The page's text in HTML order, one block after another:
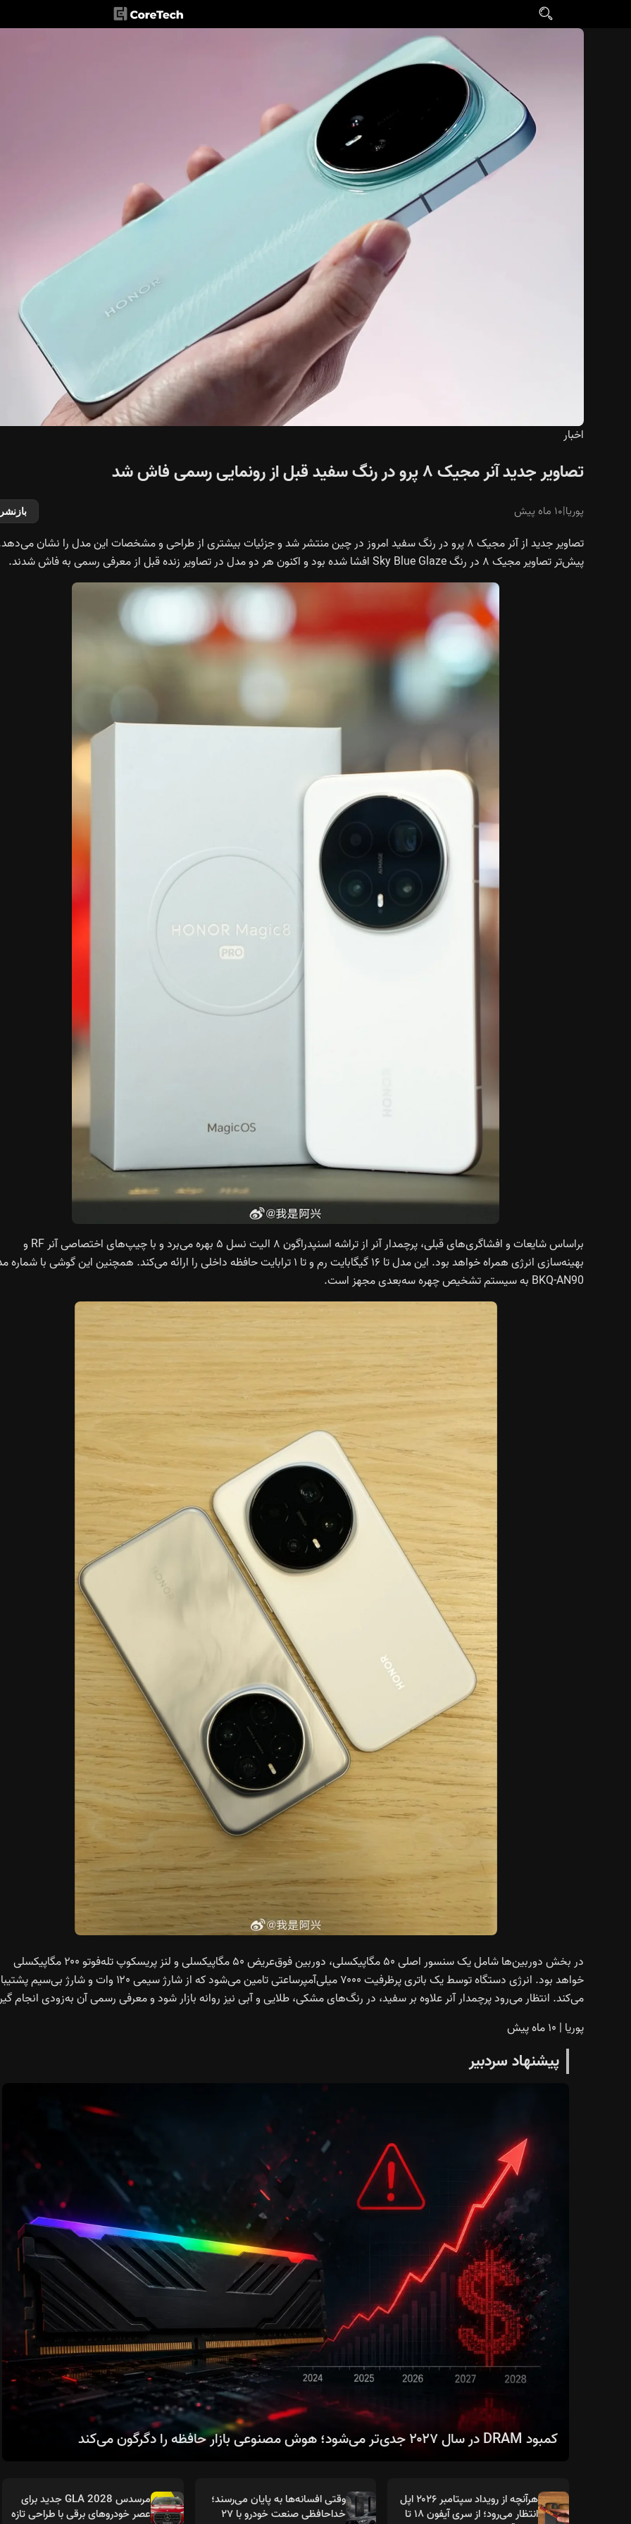
اخبار
تصاویر جدید آنر مجیک ۸ پرو در رنگ سفید قبل از رونمایی رسمی فاش شد
پوریا|۱۰ ماه پیش بازنشر
تصاویر جدید ازآنر مجیک ۸ پرو
در رنگ سفید امروز در چین منتشر شد و جزئیات بیشتری از طراحی و مشخصات این مدل را نشان
پیش‌تر تصاویرمجیک ۸ در رنگ Sky Blue Glaze افشا شده بود و اکنون هر دو مدل در تصاویر زنده قبل از معرفی رسمی به فاش شدند.
براساس شایعات و افشاگری‌های قبلی، پرچمدار آنر از تراشهاسنپدراگون ۸ الیت نسل ۵
بهره می‌برد و با چیپ‌های اختصاصی آنر RF و
بهینه‌سازی انرژی همراه خواهد بود. این مدل تا ۱۶ گیگابایت رم و تا ۱ ترابایت حافظه داخلی را ارائه می‌کند. همچنين این گوشی با
BKQ-AN90 به سیستم تشخیص چهره سه‌بعدی مجهز است.
در بخش دوربین‌ها شامل یک سنسور اصلی ۵۰ مگاپیکسلی، دوربین فوق‌عریض ۵۰ مگاپیکسلی و لنز پریسکوپ تله‌فوتو ۲۰۰ مگاپیکسلی
خواهد بود. انرژی دستگاه توسط یک باتری پرظرفیت ۷۰۰۰ میلی‌آمپرساعتی تامین می‌شود که از شارژ سیمی ۱۲۰ وات و شارژ
می‌کند. انتظار می‌رود پرچمدار آنر علاوه بر سفید، در رنگ‌های مشکی، طلایی و آبی نیز روانه بازار شود و معرفی رسمی آن به‌زودی انجام
پوریا | ۱۰ ماه پیش
پیشنهاد سردبیر
کمبود DRAM در سال ۲۰۲۷ جدی‌تر می‌شود؛ هوش مصنوعی بازار حافظه را دگرگون می‌کند
هرآنچه از رویداد سپتامبر ۲۰۲۶ اپل
انتظار می‌رود؛ از سری آیفون ۱۸ تا
وقتی افسانه‌ها به پایان می‌رسند؛
خداحافظی صنعت خودرو با ۲۷
مرسدس GLA 2028 جدید برای
عصر خودروهای برقی با طراحی تازه